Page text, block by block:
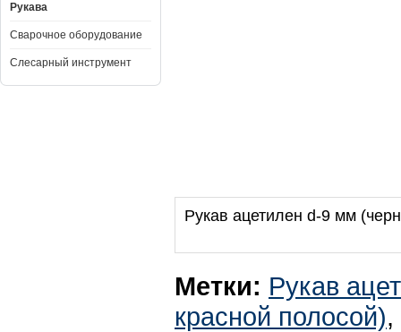
Рукава
Сварочное оборудование
Слесарный инструмент
Рукав ацетилен d-9 мм
Метки: Рукав
красной полосой),